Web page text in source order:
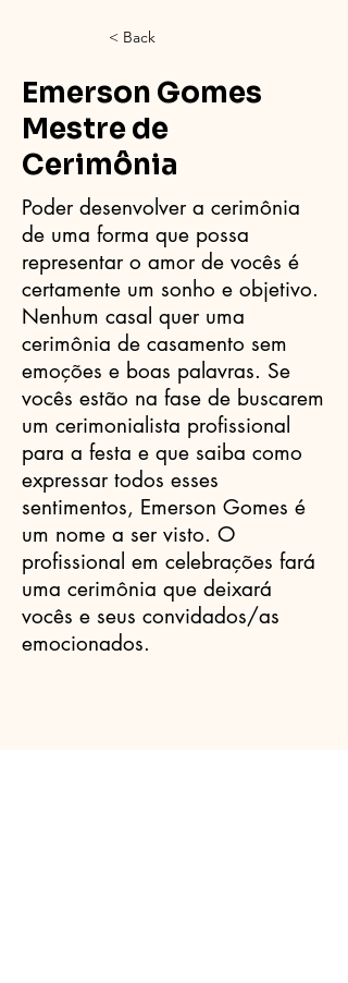
< Back
Emerson Gomes
Mestre de
Cerimônia
Poder desenvolver a cerimônia
de uma forma que possa
representar o amor de vocês é
certamente um sonho e objetivo.
Nenhum casal quer uma
cerimônia de casamento sem
emoções e boas palavras. Se
vocês estão na fase de buscarem
um cerimonialista profissional
para a festa e que saiba como
expressar todos esses
sentimentos, Emerson Gomes é
um nome a ser visto. O
profissional em celebrações fará
uma cerimônia que deixará
vocês e seus convidados/as
emocionados.